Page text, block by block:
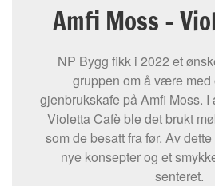
Amfi Moss –
NP Bygg fikk i 2022 et
gruppen om å være med
gjenbrukskafe på Amfi Moss. I
Violetta Cafè ble det brukt
som de besatt fra før. Av
nye konsepter og et
senteret.